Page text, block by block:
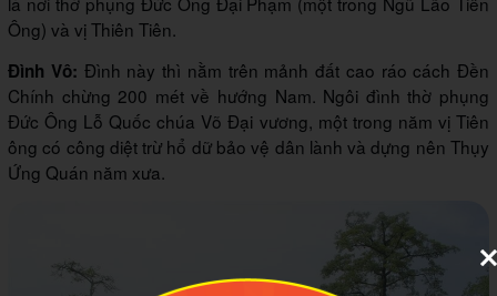
Ông) và vị Thiên Tiên.
Đình Vô: Đình này thì nằm trên mảnh đất cao ráo cách Đền
Chính chừng 200 mét về hướng Nam. Ngôi đình thờ phụng
Đức Ông Lỗ Quốc chúa Võ Đại vương, một trong năm vị Tiên
ông có công diệt trừ hổ dữ bảo vệ dân lành và dựng nên Thụy
Ứng Quán năm xưa.